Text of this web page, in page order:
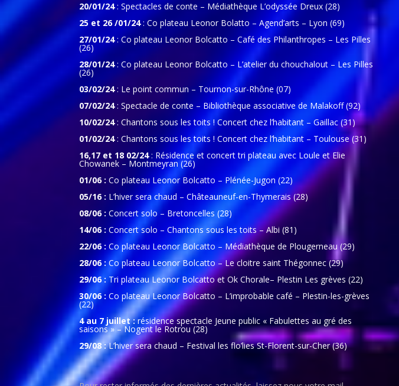
20/01/24: Spectacles de conte – Médiathèque L’odyssée Dreux (28)
25 et 26 /01/24: Co plateau Leonor Bolatto – Agend’arts – Lyon (69)
27/01/24: Co plateau Leonor Bolcatto – Café des Philanthropes – Les Pilles
(26)
28/01/24: Co plateau Leonor Bolcatto – L’atelier du chouchalout – Les Pilles
(26)
03/02/24: Le point commun – Tournon-sur-Rhône (07)
07/02/24: Spectacle de conte – Bibliothèque associative de Malakoff (92)
10/02/24: Chantons sous les toits ! Concert chez l’habitant – Gaillac (31)
01/02/24: Chantons sous les toits ! Concert chez l’habitant – Toulouse (31)
16,17 et 18 02/24: Résidence et concert tri plateau avec Loule et Elie
Chowanek – Montmeyran (26)
01/06 : Co plateau Leonor Bolcatto – Plénée-Jugon (22)
05/16 : L’hiver sera chaud – Châteauneuf-en-Thymerais (28)
08/06 : Concert solo – Bretoncelles (28)
14/06 : Concert solo – Chantons sous les toits – Albi (81)
22/06 : Co plateau Leonor Bolcatto – Médiathèque de Plougerneau (29)
28/06 :Co plateau Leonor Bolcatto – Le cloitre saint Thégonnec (29)
29/06 : Tri plateau Leonor Bolcatto et Ok Chorale– Plestin Les grèves (22)
30/06 : Co plateau Leonor Bolcatto – L’improbable café – Plestin-les-grèves
(22)
4 au 7 juillet :résidence spectacle Jeune public « Fabulettes au gré des
saisons » – Nogent le Rotrou (28)
29/08 :L’hiver sera chaud – Festival les flo’lies St-Florent-sur-Cher (36)